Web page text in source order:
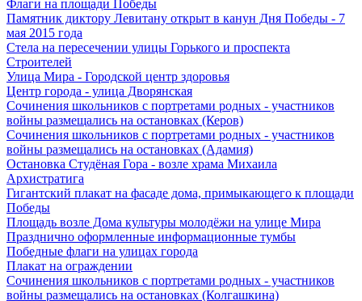
Флаги на площади Победы
Памятник диктору Левитану открыт в канун Дня Победы - 7
мая 2015 года
Стела на пересечении улицы Горького и проспекта
Строителей
Улица Мира - Городской центр здоровья
Центр города - улица Дворянская
Сочинения школьников с портретами родных - участников
войны размещались на остановках (Керов)
Сочинения школьников с портретами родных - участников
войны размещались на остановках (Адамия)
Остановка Студёная Гора - возле храма Михаила
Архистратига
Гигантский плакат на фасаде дома, примыкающего к площади
Победы
Площадь возле Дома культуры молодёжи на улице Мира
Празднично оформленные информационные тумбы
Победные флаги на улицах города
Плакат на ограждении
Сочинения школьников с портретами родных - участников
войны размещались на остановках (Колгашкина)